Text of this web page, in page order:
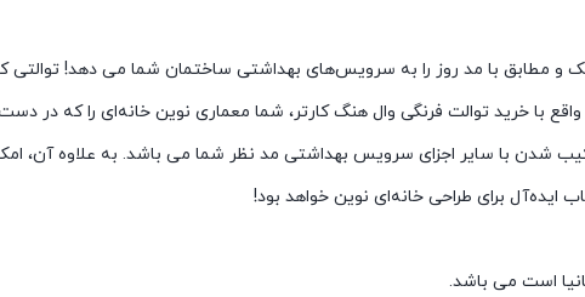
مطابق با مد روز را به سرویس‌های بهداشتی ساختمان شما می دهد! توالتی که
خرید توالت فرنگی وال هنگ کارتر، شما معماری نوین خانه‌ای را که در دست
شدن با سایر اجزای سرویس بهداشتی مد نظر شما می باشد. به علاوه آن،
برای طراحی خانه‌ای نوین خواهد بود!
است می باشد.